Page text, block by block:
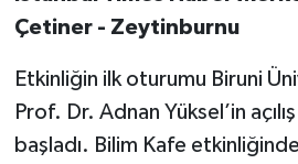
Çetiner - Zeytinburnu
Etkinliğin ilk oturumu Biruni
Prof. Dr. Adnan Yüksel’in
başladı. Bilim Kafe